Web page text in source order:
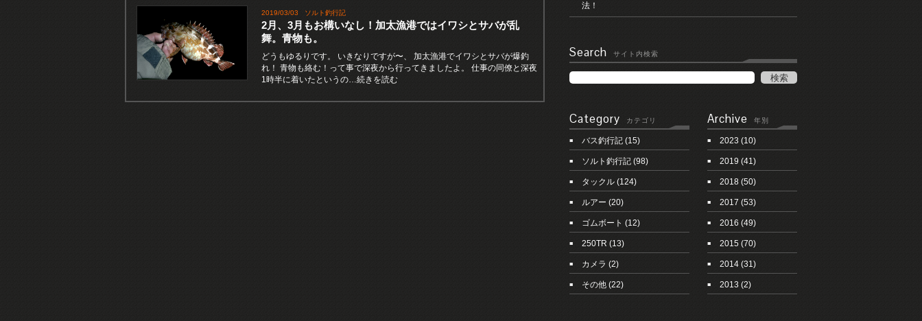
2019/03/03 ソルト釣行記
2月、3月もお構いなし！加太漁港ではイワシとサバが乱
舞。青物も。
どうもゆるりです。 いきなりですが〜、 加太漁港でイワシとサバが爆釣
れ！ 青物も絡む！って事で深夜から行ってきましたよ。 仕事の同僚と深夜
1時半に着いたというの…続きを読む
法！
Search サイト内検索
Category カテゴリ
バス釣行記 (15)
ソルト釣行記 (98)
タックル (124)
ルアー (20)
ゴムボート (12)
250TR (13)
カメラ (2)
その他 (22)
Archive 年別
2023 (10)
2019 (41)
2018 (50)
2017 (53)
2016 (49)
2015 (70)
2014 (31)
2013 (2)